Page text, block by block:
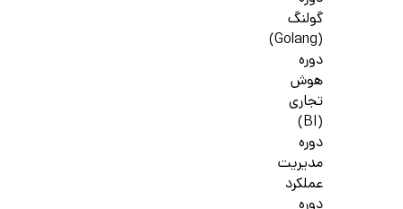
گولنگ
(Golang)
دوره
هوش
تجاری
(BI)
دوره
مدیریت
عملکرد